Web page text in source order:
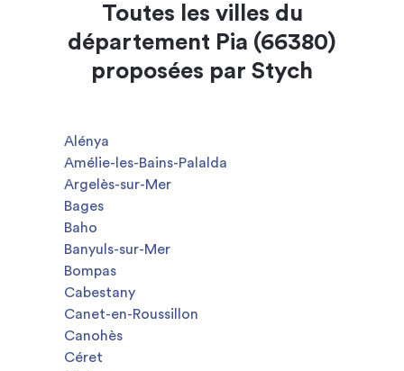
Toutes les villes du
département Pia (66380)
proposées par Stych
Alénya
Amélie-les-Bains-Palalda
Argelès-sur-Mer
Bages
Baho
Banyuls-sur-Mer
Bompas
Cabestany
Canet-en-Roussillon
Canohès
Céret